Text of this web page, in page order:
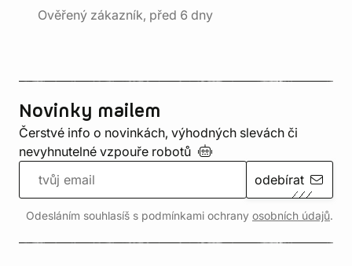
Ověřený zákazník, před 6 dny
Novinky mailem
Čerstvé info o novinkách, výhodných slevách či
nevyhnutelné vzpouře robotů
odebírat
Odesláním souhlasíš s podmínkami ochrany osobních údajů.